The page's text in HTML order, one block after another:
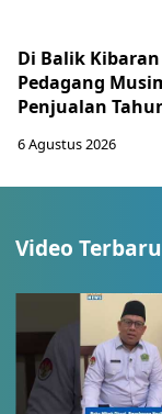
Di Balik
Pedagang
Penjualan
6 Agustus 2026
Video Terbaru